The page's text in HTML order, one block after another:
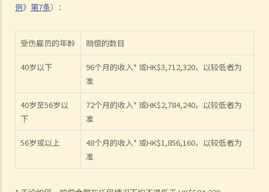
例》 第7条）：
受伤雇员的年龄 赔偿的数目
40岁以下
96个月的收入* 或HK$3,712,320，以较低者为
准
40岁至56岁以
下
72个月的收入* 或HK$2,784,240，以较低者为
准
56岁或以上
48个月的收入* 或HK$1,856,160，以较低者为
准
1. 我的秘书弄坏了我办公室的电脑，而我打算从她本月的薪金中扣除
金？
2. 我上个月的薪金已被拖欠了十天，我的老板有否触犯法律？
3. 我已被拖欠了一个月薪金，而老板告诉我他已无能力支付薪金，他有
否违反雇佣合约？我可否即时终止雇佣合约以及提出索偿？
4. 我的工作地方突然被关闭，而自上个月起我便没有再收到薪金，我认
为公司的财政已陷入困境，而公司亦很可能面临清盘。我能否取回全部
（或部分）薪金？
5. 假如雇主面临破产 / 清盘，我可以从哪处获得协助？
6. 如果我上班迟到，我的雇主可以扣除我的工资吗？
7. 雇主可否单方面减少雇员的工资，安排无薪假，或更改雇佣合约条款